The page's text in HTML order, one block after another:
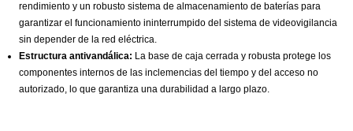
rendimiento y un robusto sistema de almacenamiento de baterías para
garantizar el funcionamiento ininterrumpido del sistema de videovigilancia
sin depender de la red eléctrica.
Estructura antivandálica: La base de caja cerrada y robusta protege los
componentes internos de las inclemencias del tiempo y del acceso no
autorizado, lo que garantiza una durabilidad a largo plazo.